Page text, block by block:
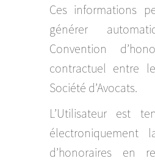
Ces informations
générer
Convention
contractuel entre
Société d’Avocats.
L’Utilisateur est
électroniquement
d’honoraires en